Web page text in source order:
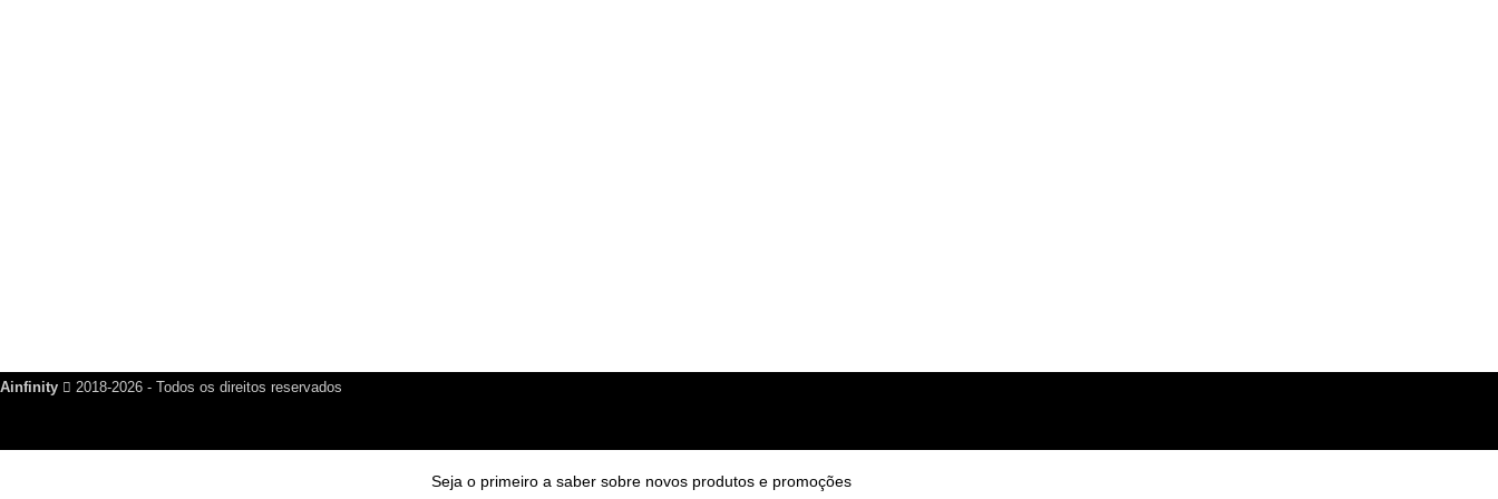
Ainfinity 2018-2026 - Todos os direitos reservados
Seja o primeiro a saber sobre novos produtos e promoções